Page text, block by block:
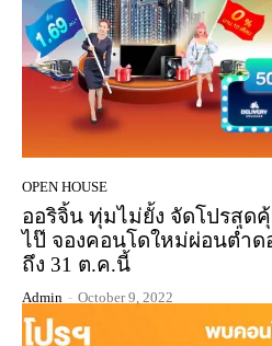
OPEN HOUSE
ออริจิ้น ทุ่มไม่ยั้ง จัดโปรสุด
ไป๊ จองคอนโดใหม่ผ่อนต่ำด
ถึง 31 ต.ค.นี้
Admin - October 9, 2022